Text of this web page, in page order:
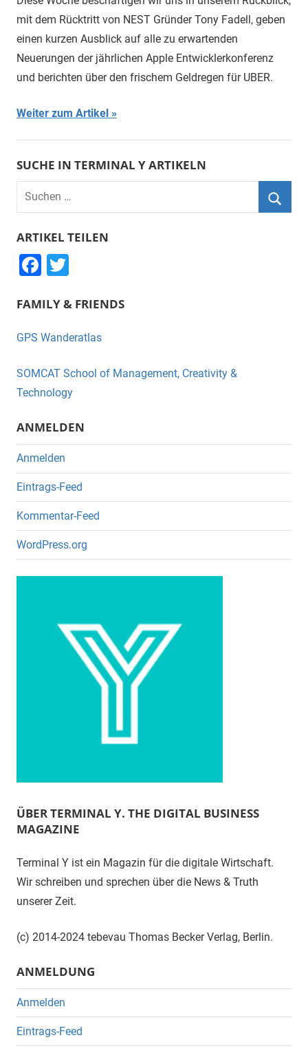
mit dem Rücktritt von NEST Gründer Tony Fadell, geben
einen kurzen Ausblick auf alle zu erwartenden
Neuerungen der jährlichen Apple Entwicklerkonferenz
und berichten über den frischem Geldregen für UBER.
Weiter zum Artikel
SUCHE IN TERMINAL Y ARTIKELN
Suchen
nach:
ARTIKEL TEILEN
F
c
e
o
o
k
tt
er
FAMILY & FRIENDS
GPS Wanderatlas
SOMCAT School of Management, Creativity &
Technology
ANMELDEN
Anmelden
Eintrags-Feed
Kommentar-Feed
WordPress.org
ÜBER TERMINAL Y. THE DIGITAL BUSINESS
MAGAZINE
Terminal Y ist ein Magazin für die digitale Wirtschaft.
Wir schreiben und sprechen über die News & Truth
unserer Zeit.
(c) 2014-2024 tebevau Thomas Becker Verlag, Berlin.
ANMELDUNG
Anmelden
Eintrags-Feed